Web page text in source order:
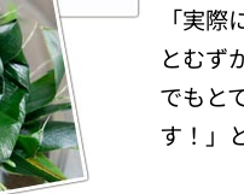
「実際
とむず
でもと
す！」